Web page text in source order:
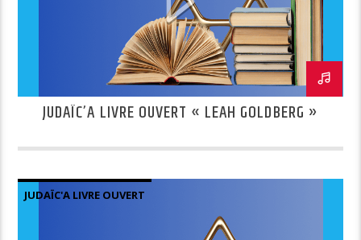
JUDAÏC’A LIVRE OUVERT « LEAH GOLDBERG »
JUDAÏC'A LIVRE OUVERT